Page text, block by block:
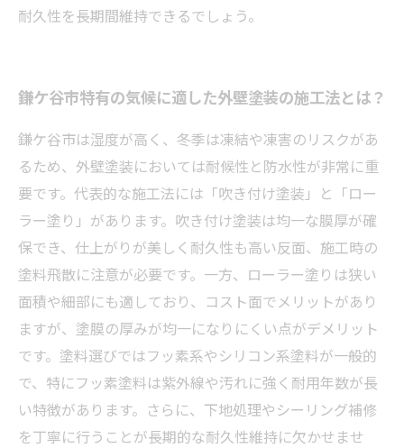
耐久性を長期間維持できるでしょう。
鎌ケ谷市特有の気候に適した外壁塗装の施工法とは？
鎌ケ谷市は湿度が高く、冬季は凍結や凍害のリスクがあ
るため、外壁塗装においては耐候性と防水性が非常に重
要です。代表的な施工法には「吹き付け塗装」と「ロー
ラー塗り」があります。吹き付け塗装は均一な膜厚が確
保でき、仕上がりが美しく耐久性も高い反面、施工時の
塗料飛散に注意が必要です。一方、ローラー塗りは狭い
面積や細部にも適しており、コスト面でメリットがあり
ますが、塗膜の厚みが均一になりにくい点がデメリット
です。塗料選びではフッ素系やシリコン系塗料が一般的
で、特にフッ素塗料は紫外線や汚れに強く耐用年数が長
い特徴があります。さらに、下地処理やシーリング補修
を丁寧に行うことが長期的な耐久性維持に欠かせませ